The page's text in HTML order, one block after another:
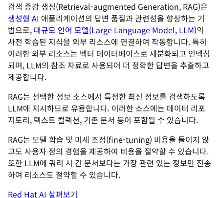
검색 증강 생성(Retrieval-augmented Generation, RAG)은
생성형 AI 애플리케이션의 답변 품질과 관련성을 향상하는 기
법으로, 대규모 언어 모델(Large Language Model, LLM)의
사전 학습된 지식을 외부 리소스에 연결하여 작동합니다. 특히
이러한 외부 리소스는 벡터 데이터베이스로 세분화되고 인덱싱
되며, LLM의 참조 자료로 사용되어 더 정확한 답변을 추출하고
제공합니다.
RAG는 선택한 정보 소스에서 특정한 최신 정보를 검색하도록
LLM에 지시하므로 유용합니다. 이러한 소스에는 데이터 리포
지토리, 텍스트 컬렉션, 기존 문서 등이 포함될 수 있습니다.
RAG는 모델 학습 및 미세 조정(fine-tuning) 비용을 들이지 않
고도 사용자 정의 경험을 제공하여 비용을 절약할 수 있습니다.
또한 LLM에 쿼리 시 긴 문서보다는 가장 관련 있는 정보만 전송
하여 리소스도 절약할 수 있습니다.
Red Hat AI 살펴보기